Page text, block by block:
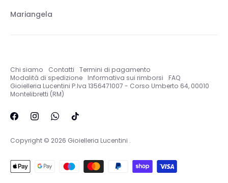
Mariangela
Chi siamo Contatti
Termini di pagamento
Modalità di spedizione
Informativa sui rimborsi
FAQ
Gioielleria Lucentini P.Iva 1356471007 - Corso Umberto 64, 00010
Montelibretti (RM)
Copyright © 2026 Gioielleria Lucentini .